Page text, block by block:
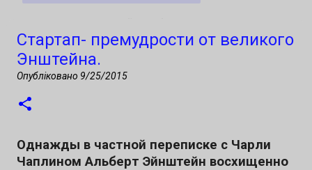
команди, університети та технологічні
компанії до участі в Міжнародному
якого відбудеться під час MSCA September
Формат: офлайн + онлайн Що важливо
Стартап- премудрости от великого
Энштейна.
Опубліковано 9/25/2015
Однажды в частной переписке с Чарли
Чаплином Альберт Эйнштейн восхищенно